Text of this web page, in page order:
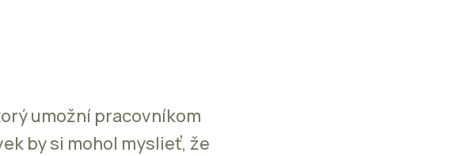
umožní pracovníkom
by si mohol myslieť, že